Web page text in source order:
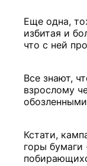
Еще одна,
избитая и
что с ней
Все знают,
взрослому
Кстати,
горы бумаги